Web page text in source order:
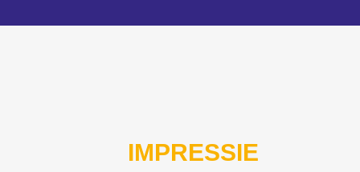
IMPRESSIE